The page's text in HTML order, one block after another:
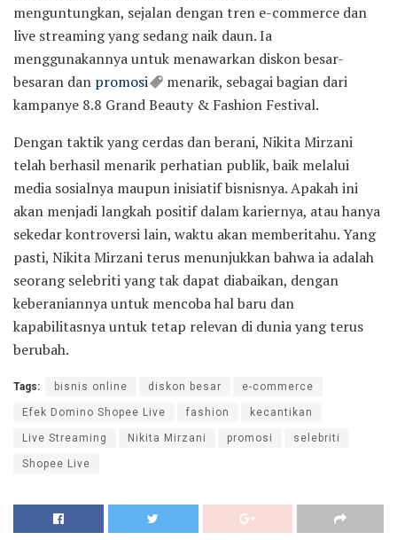
menguntungkan, sejalan dengan tren e-commerce dan
live streaming yang sedang naik daun. Ia
menggunakannya untuk menawarkan diskon besar-
besaran dan promosi
menarik, sebagai bagian dari
kampanye 8.8 Grand Beauty & Fashion Festival.
Dengan taktik yang cerdas dan berani, Nikita Mirzani
telah berhasil menarik perhatian publik, baik melalui
media sosialnya maupun inisiatif bisnisnya. Apakah ini
akan menjadi langkah positif dalam kariernya, atau hanya
sekedar kontroversi lain, waktu akan memberitahu. Yang
pasti, Nikita Mirzani terus menunjukkan bahwa ia adalah
seorang selebriti yang tak dapat diabaikan, dengan
keberaniannya untuk mencoba hal baru dan
kapabilitasnya untuk tetap relevan di dunia yang terus
berubah.
Tags: bisnis online diskon besar e-commerce
Efek Domino Shopee Live fashion kecantikan
Live Streaming Nikita Mirzani promosi selebriti
Shopee Live